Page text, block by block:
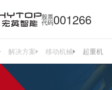
股票
代码001266
解决方案 移动机械 起重机